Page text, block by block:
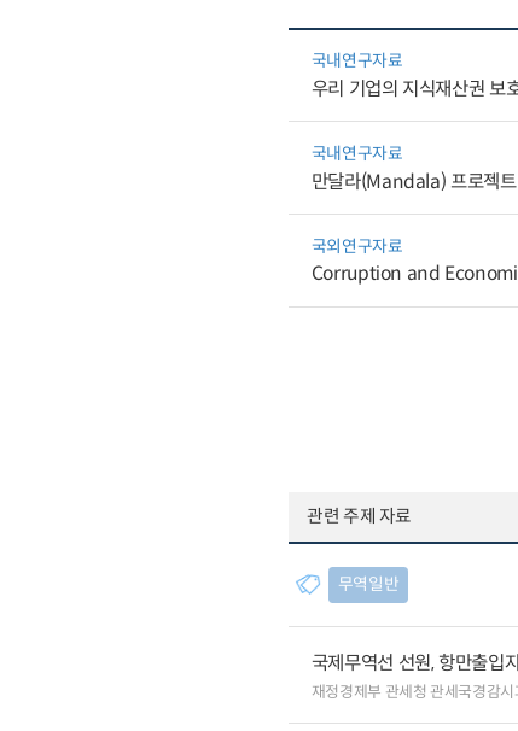
국내연구자료
우리 기업의 지식재산권 보
국내연구자료
만달라(Mandala) 프로젝트
국외연구자료
Corruption and
관련 주제 자료
무역일반
국제무역선 선원, 항만출입
재정경제부 관세청 관세국경감시